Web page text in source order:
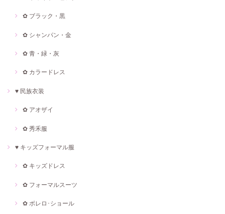
✿ ブラック・黒
✿ シャンパン・金
✿ 青・緑・灰
✿ カラードレス
♥ 民族衣装
✿ アオザイ
✿ 秀禾服
♥ キッズフォーマル服
✿ キッズドレス
✿ フォーマルスーツ
✿ ボレロ･ショール